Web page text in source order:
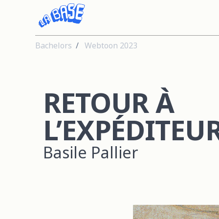
Bachelors Webtoon 2023
RETOUR À
Basile Pallier